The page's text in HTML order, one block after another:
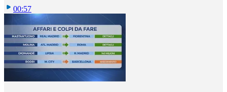
00:57